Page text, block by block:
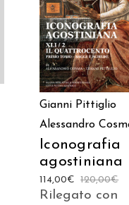
CARRELLO
Gianni Pittiglio
Alessandro
Iconografia
agostiniana
120,00€
114,00€
Rilegato con